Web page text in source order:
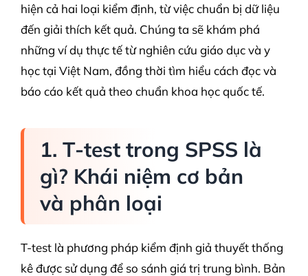
hiện cả hai loại kiểm định, từ việc chuẩn bị dữ liệu
đến giải thích kết quả. Chúng ta sẽ khám phá
những ví dụ thực tế từ nghiên cứu giáo dục và y
học tại Việt Nam, đồng thời tìm hiểu cách đọc và
báo cáo kết quả theo chuẩn khoa học quốc tế.
1. T-test trong SPSS là
gì? Khái niệm cơ bản
và phân loại
T-test là phương pháp kiểm định giả thuyết thống
kê được sử dụng để so sánh giá trị trung bình. Bản